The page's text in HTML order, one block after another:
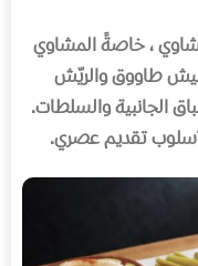
، خاصةً المشاوي
طاووق والريّش
الجانبية والسلطات.
تقديم عصري.